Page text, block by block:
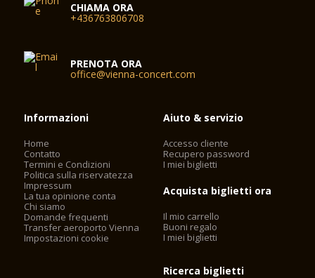
CHIAMA ORA
+436763806708
PRENOTA ORA
office@vienna-concert.com
Informazioni
Home
Contatto
Termini e Condizioni
Politica sulla riservatezza
Impressum
La tua opinione conta
Chi siamo
Domande frequenti
Transfer aeroporto Vienna
Impostazioni cookie
Aiuto & servizio
Accesso cliente
Recupero password
I miei biglietti
Acquista biglietti ora
Il mio carrello
Buoni regalo
I miei biglietti
Ricerca biglietti